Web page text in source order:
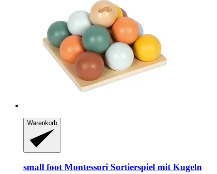
Warenkorb
small foot Montessori Sortierspiel mit Kugeln